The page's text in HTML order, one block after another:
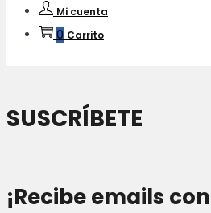
Mi cuenta
0 Carrito
SUSCRÍBETE
¡Recibe emails